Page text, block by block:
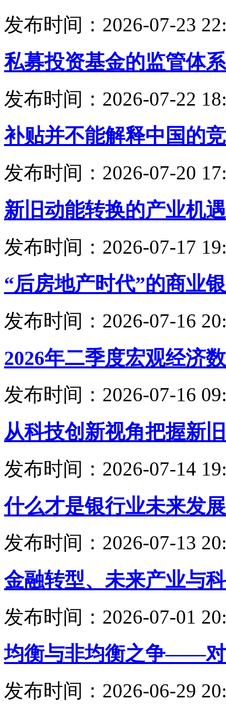
发布时间：2026-07-23
私募投资基金的监管体
发布时间：2026-07-22
补贴并不能解释中国的
发布时间：2026-07-20
新旧动能转换的产业机
发布时间：2026-07-17
“后房地产时代”的商业
发布时间：2026-07-16
2026年二季度宏观经济
发布时间：2026-07-16
从科技创新视角把握新
发布时间：2026-07-14
什么才是银行业未来发
发布时间：2026-07-13
金融转型、未来产业与
发布时间：2026-07-01
均衡与非均衡之争——
发布时间：2026-06-29